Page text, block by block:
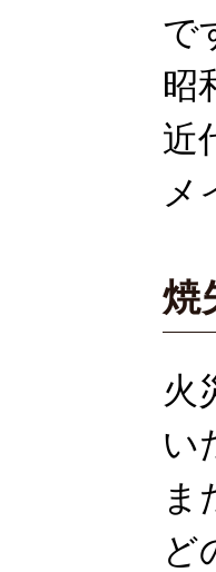
で
昭
近
メ
焼
火
い
ま
ど